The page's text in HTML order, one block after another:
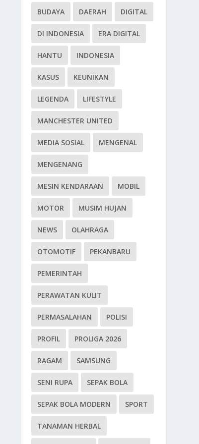
BUDAYA DAERAH DIGITAL
DI INDONESIA ERA DIGITAL
HANTU INDONESIA
KASUS KEUNIKAN
LEGENDA LIFESTYLE
MANCHESTER UNITED
MEDIA SOSIAL MENGENAL
MENGENANG
MESIN KENDARAAN MOBIL
MOTOR MUSIM HUJAN
NEWS OLAHRAGA
OTOMOTIF PEKANBARU
PEMERINTAH
PERAWATAN KULIT
PERMASALAHAN POLISI
PROFIL PROLIGA 2026
RAGAM SAMSUNG
SENI RUPA SEPAK BOLA
SEPAK BOLA MODERN SPORT
TANAMAN HERBAL